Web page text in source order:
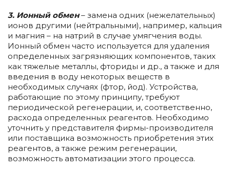
3. Ионный обмен– замена одних (нежелательных)
ионов другими (нейтральными), например, кальция
и магния – на натрий в случае умягчения воды.
Ионный обмен часто используется для удаления
определенных загрязняющих компонентов, таких
как тяжелые металлы, фториды и др., а также и для
введения в воду некоторых веществ в
необходимых случаях (фтор, йод). Устройства,
работающие по этому принципу, требуют
периодической регенерации, и, соответственно,
расхода определенных реагентов. Необходимо
уточнить у представителя фирмы-производителя
или поставщика возможность приобретения этих
реагентов, а также режим регенерации,
возможность автоматизации этого процесса.